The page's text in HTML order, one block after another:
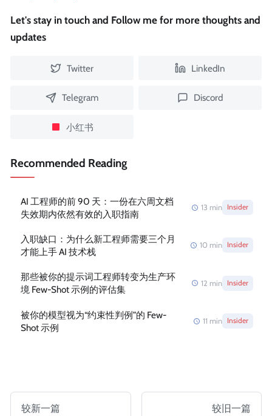
Let's stay in touch and Follow me for more thoughts and
updates
Twitter LinkedIn
Telegram Discord
小红书
Recommended Reading
AI 工程师的前 90 天：一份在六周文档
失效期内依然有效的入职指南
13 min Insider
入职缺口：为什么新工程师需要三个月
才能上手 AI 技术栈
10 min Insider
那些被你的提示词工程师转变为生产环
境 Few-Shot 示例的评估集
12 min Insider
被你的模型视为“约束性判例”的 Few-
Shot 示例
11 min Insider
较新一篇 较旧一篇